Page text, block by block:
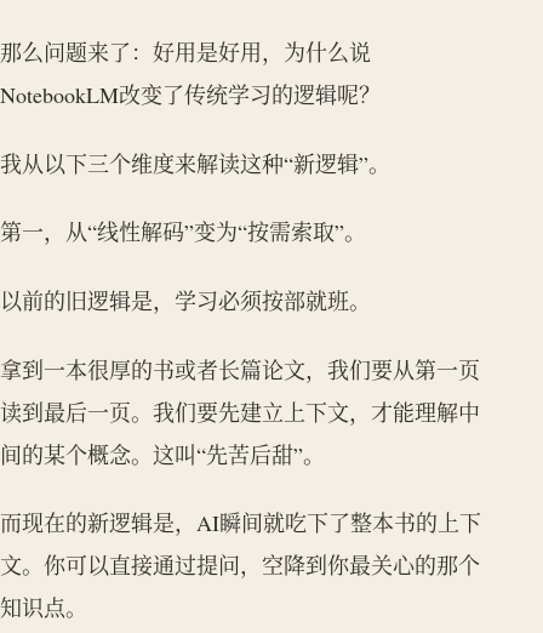
那么问题来了：好用是好用，为什么说
NotebookLM改变了传统学习的逻辑呢？
我从以下三个维度来解读这种“新逻辑”。
第一，从“线性解码”变为“按需索取”。
以前的旧逻辑是，学习必须按部就班。
拿到一本很厚的书或者长篇论文，我们要从第一页
读到最后一页。我们要先建立上下文，才能理解中
间的某个概念。这叫“先苦后甜”。
而现在的新逻辑是，AI瞬间就吃下了整本书的上下
文。你可以直接通过提问，空降到你最关心的那个
知识点。